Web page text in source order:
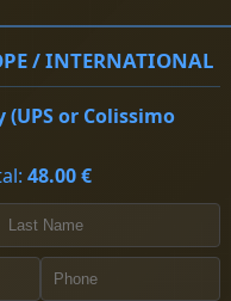
/ INTERNATIONAL
or Colissimo
48.00 €